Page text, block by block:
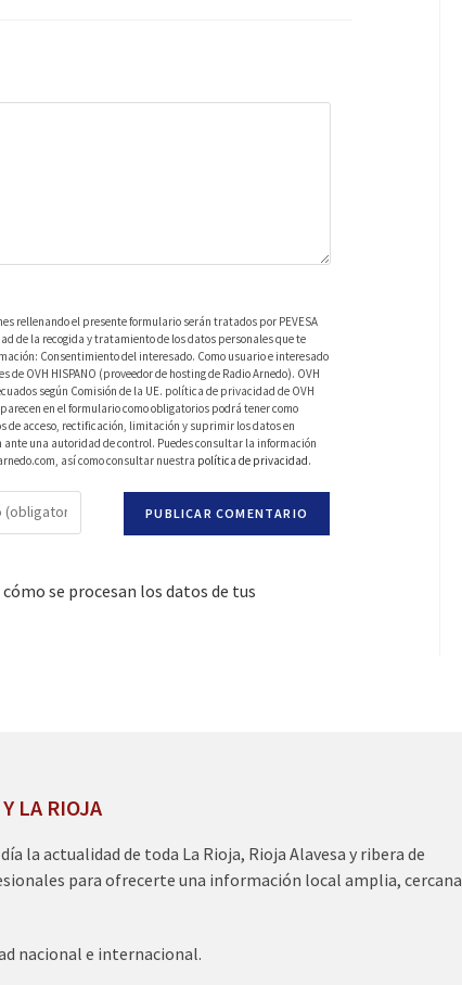
rellenando el presente formulario serán tratados por PEVESA
de la recogida y tratamiento de los datos personales que te
Consentimiento del interesado. Como usuario e interesado
OVH HISPANO (proveedor de hosting de Radio Arnedo). OVH
según Comisión de la UE. política de privacidad de OVH
en el formulario como obligatorios podrá tener como
de acceso, rectificación, limitación y suprimir los datos en
una autoridad de control. Puedes consultar la información
así como consultar nuestra política de privacidad.
se procesan los datos de tus
LA RIOJA
la actualidad de toda La Rioja, Rioja Alavesa y ribera de
para ofrecerte una información local amplia, cercana
nacional e internacional.